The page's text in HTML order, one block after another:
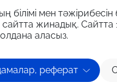
білімі мен
сайтта жинадық.
аласыз.
реферат